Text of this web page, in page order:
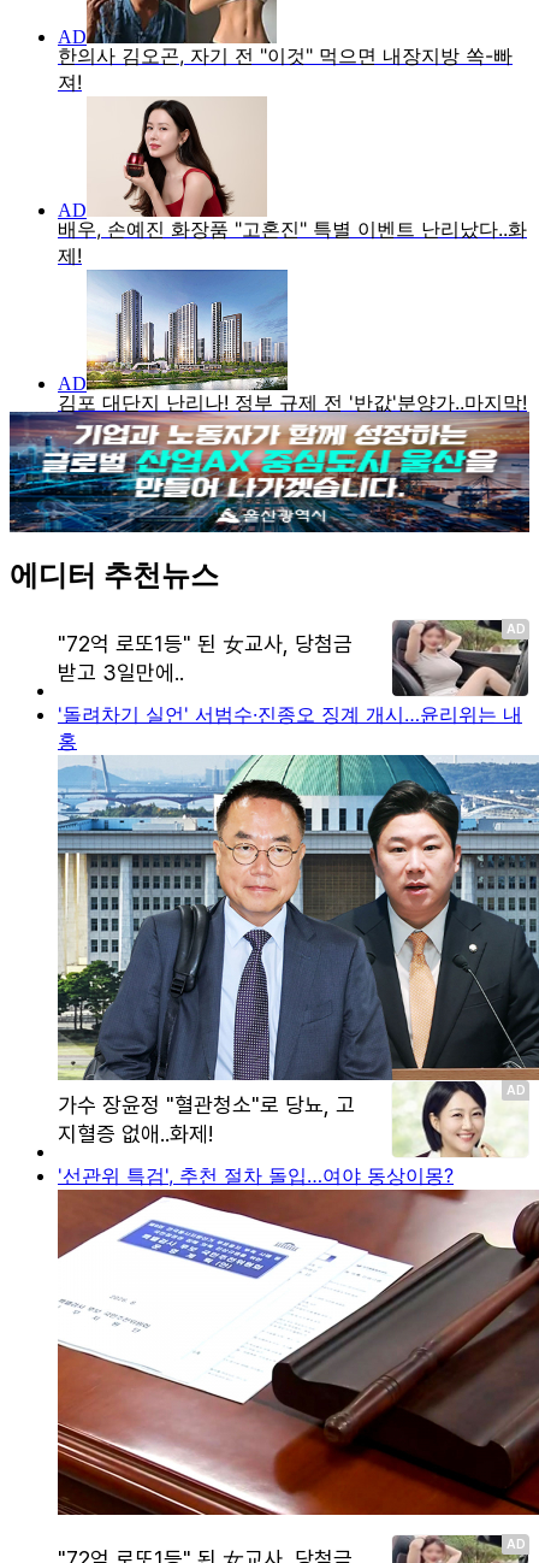
에디터 추천뉴스
'돌려차기 실언' 서범수·진종오 징계 개시…윤리위는 내
홍
'선관위 특검', 추천 절차 돌입…여야 동상이몽?